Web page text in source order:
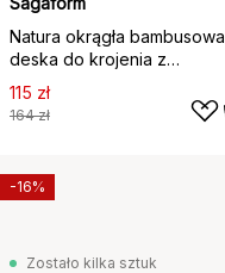
Natura okrągła bambusowa
deska do krojenia z
uchwytem, Ø30 cm
115 zł
164 zł
Zostało kilka sztuk
-16%